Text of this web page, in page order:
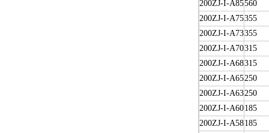
200ZJ-I-A85560
200ZJ-I-A75355
200ZJ-I-A73355
200ZJ-I-A70315
200ZJ-I-A68315
200ZJ-I-A65250
200ZJ-I-A63250
200ZJ-I-A60185
200ZJ-I-A58185